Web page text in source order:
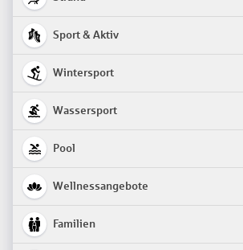
Sport & Aktiv
Wintersport
Wassersport
Pool
Wellnessangebote
Familien